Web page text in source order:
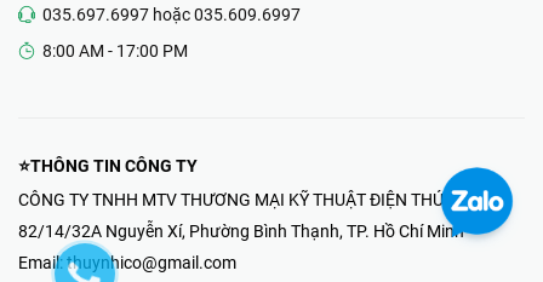
035.697.6997 hoặc 035.609.6997
8:00 AM - 17:00 PM
⭐THÔNG TIN CÔNG TY
CÔNG TY TNHH MTV THƯƠNG MẠI KỸ THUẬT ĐIỆN THÚY NHI
82/14/32A Nguyễn Xí, Phường Bình Thạnh, TP. Hồ Chí Minh
Email: thuynhico@gmail.com